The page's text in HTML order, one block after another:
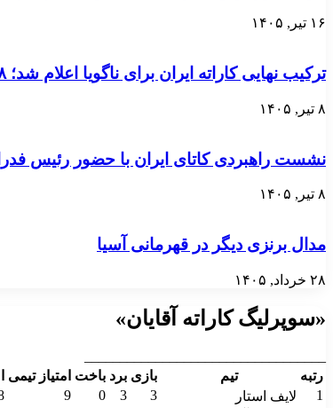
۱۶ تیر, ۱۴۰۵
ترکیب نهایی کاراته ایران برای ناگویا اعلام شد؛ ۸ ملی‌پوش در ۲ بخش
۸ تیر, ۱۴۰۵
نشست راهبردی کاتای ایران با حضور رئیس
۸ تیر, ۱۴۰۵
مدال برنزی دیگر در قهرمانی آسیا
۲۸ خرداد, ۱۴۰۵
«سوپرلیگ کاراته آقایان»
رتبه
تیم بازی برد باخت امتیاز تیمی
1
لایف استار 3
3
0
9